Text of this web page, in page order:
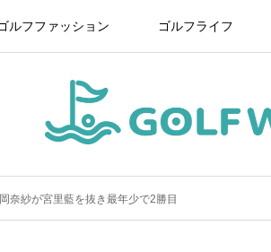
ルフファッション ゴルフライフ
奈紗が宮里藍を抜き最年少で2勝目